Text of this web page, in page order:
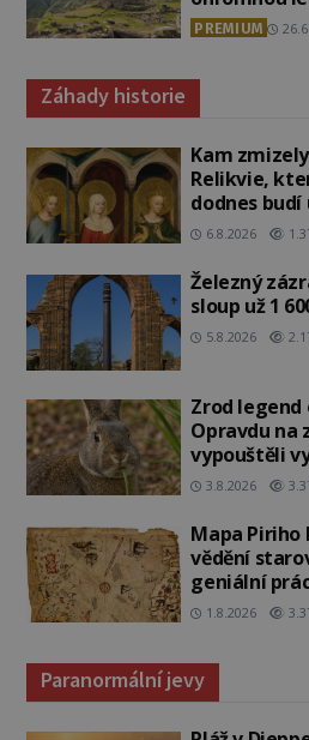
PREMIUM
Záhady historie
Kam
Relikvie,
dodnes budí
6.8.2026
Železný
sloup už 1
5.8.2026
Zrod legend
Opravdu
vypouštěli
3.8.2026
Mapa Piriho
vědění
geniální
admirála?
1.8.2026
Paranormální jevy